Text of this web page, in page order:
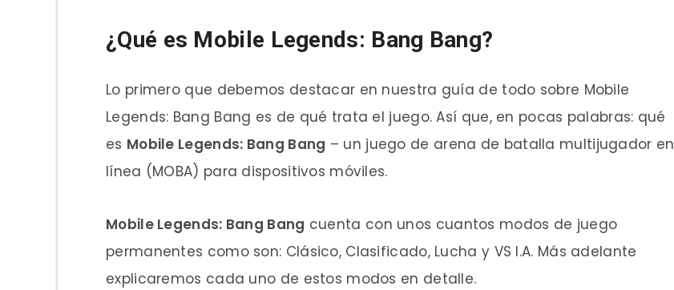
¿Qué es Mobile Legends: Bang Bang?
Lo primero que debemos destacar en nuestra guía de todo sobre Mobile
Legends: Bang Bang es de qué trata el juego. Así que, en pocas palabras: qué
es Mobile Legends: Bang Bang – un juego de arena de batalla multijugador en
línea (MOBA) para dispositivos móviles.
Mobile Legends: Bang Bang cuenta con unos cuantos modos de juego
permanentes como son: Clásico, Clasificado, Lucha y VS I.A. Más adelante
explicaremos cada uno de estos modos en detalle.